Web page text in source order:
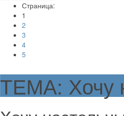
Страница:
1
2
3
4
5
ТЕМА: Хочу